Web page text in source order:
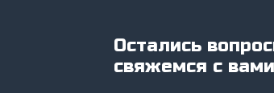
Остались
свяжемся с